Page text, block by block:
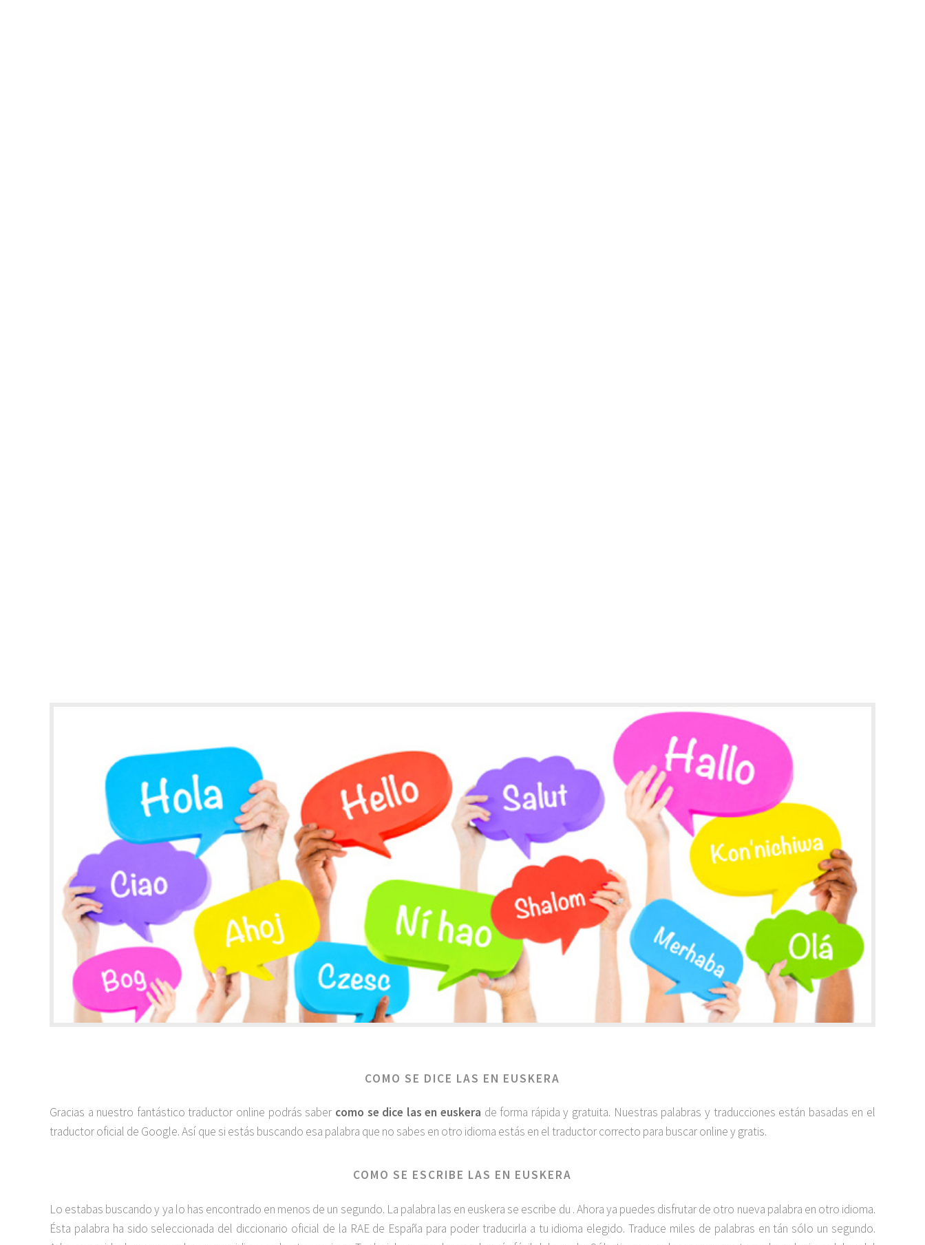
COMO SE DICE LAS EN EUSKERA
Gracias a nuestro fantástico traductor online podrás saber como se dice las en euskera de forma rápida y gratuita. Nuestras palabras y traducciones están basadas en el
traductor oficial de Google. Así que si estás buscando esa palabra que no sabes en otro idioma estás en el traductor correcto para buscar online y gratis.
COMO SE ESCRIBE LAS EN EUSKERA
Lo estabas buscando y ya lo has encontrado en menos de un segundo. La palabra las en euskera se escribe du . Ahora ya puedes disfrutar de otro nueva palabra en otro idioma.
Ésta palabra ha sido seleccionada del diccionario oficial de la RAE de España para poder traducirla a tu idioma elegido. Traduce miles de palabras en tán sólo un segundo.